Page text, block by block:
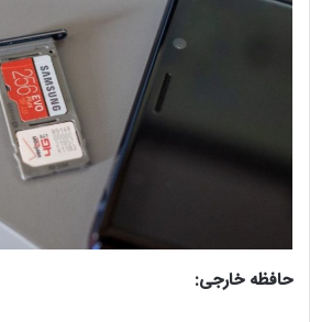
حافظه خارجی: